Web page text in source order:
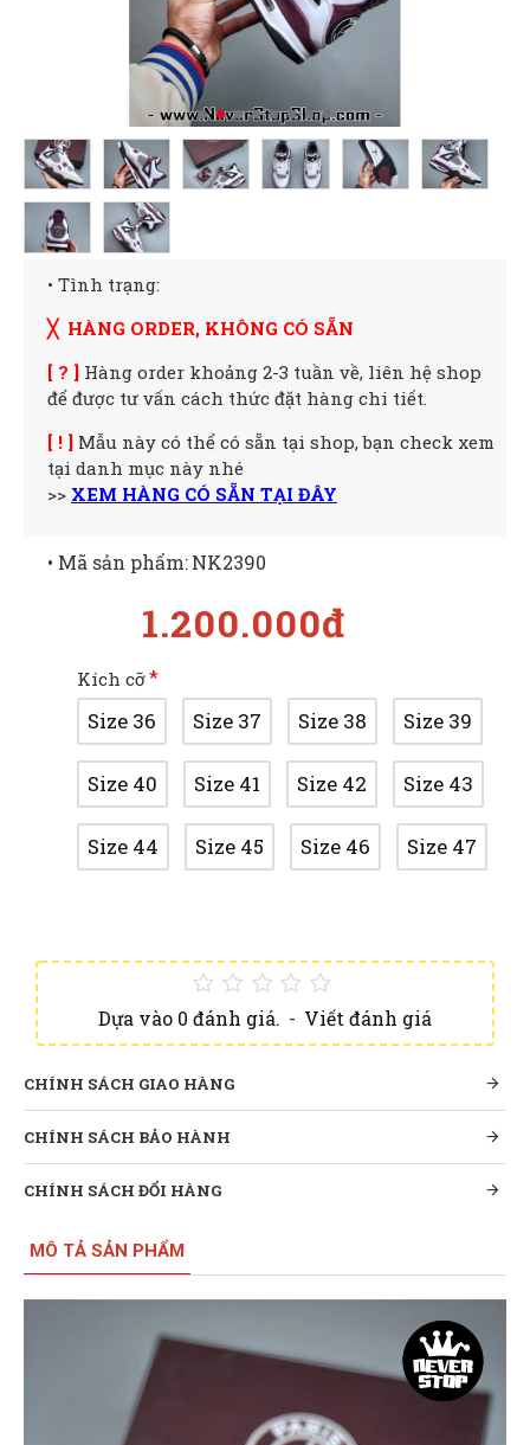
• Tình trạng:
╳ HÀNG ORDER, KHÔNG CÓ SẴN
[ ? ] Hàng order khoảng 2-3 tuần về, liên hệ shop
để được tư vấn cách thức đặt hàng chi tiết.
[ ! ] Mẫu này có thể có sẵn tại shop, bạn check xem
tại danh mục này nhé
>> XEM HÀNG CÓ SẴN TẠI ĐÂY
Dựa vào 0 đánh giá. - Viết đánh giá
1.200.000đ
• Mã sản phẩm:NK2390
Kích cỡ
Size 36 Size 37 Size 38 Size 39
Size 40 Size 41 Size 42 Size 43
Size 44 Size 45 Size 46 Size 47
CHÍNH SÁCH GIAO HÀNG
CHÍNH SÁCH BẢO HÀNH
CHÍNH SÁCH ĐỔI HÀNG
MÔ TẢ SẢN PHẨM